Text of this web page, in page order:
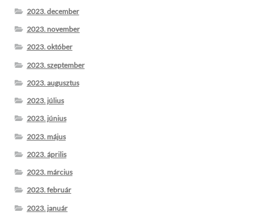
2023. december
2023. november
2023. október
2023. szeptember
2023. augusztus
2023. július
2023. június
2023. május
2023. április
2023. március
2023. február
2023. január